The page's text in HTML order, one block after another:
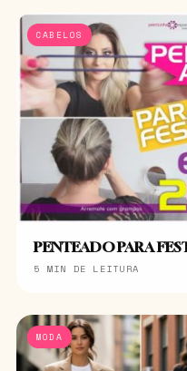
CABELOS
PENTEADO PARA
5 MIN DE LEITURA
MODA